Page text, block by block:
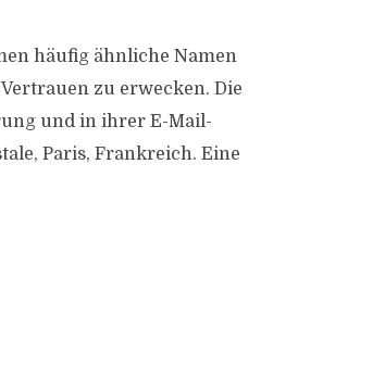
häufig ähnliche Namen
zu erwecken. Die
und in ihrer E-Mail-
Paris, Frankreich. Eine